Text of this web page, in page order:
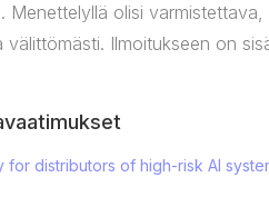
Menettelyllä olisi
välittömästi. Ilmoitukseen on
distributors of high-risk AI